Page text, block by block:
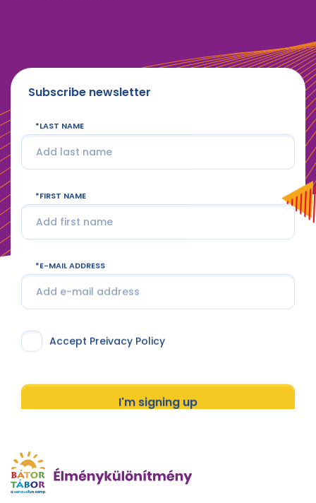
Subscribe newsletter
LAST NAME
FIRST NAME
E-MAIL ADDRESS
Accept Preivacy Policy
I'm signing up